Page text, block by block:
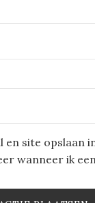
en site opslaan
wanneer ik